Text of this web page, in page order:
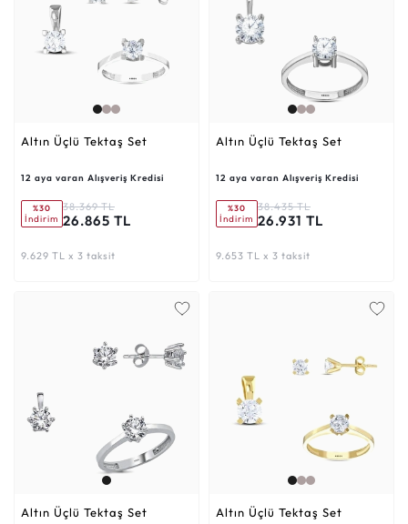
Altın Üçlü Tektaş Set
12 aya varan Alışveriş Kredisi
%30
İndirim
38.369 TL
26.865 TL
9.629 TL x 3 taksit
Altın Üçlü Tektaş Set
12 aya varan Alışveriş Kredisi
%30
İndirim
38.435 TL
26.931 TL
9.653 TL x 3 taksit
Altın Üçlü Tektaş Set Altın Üçlü Tektaş Set